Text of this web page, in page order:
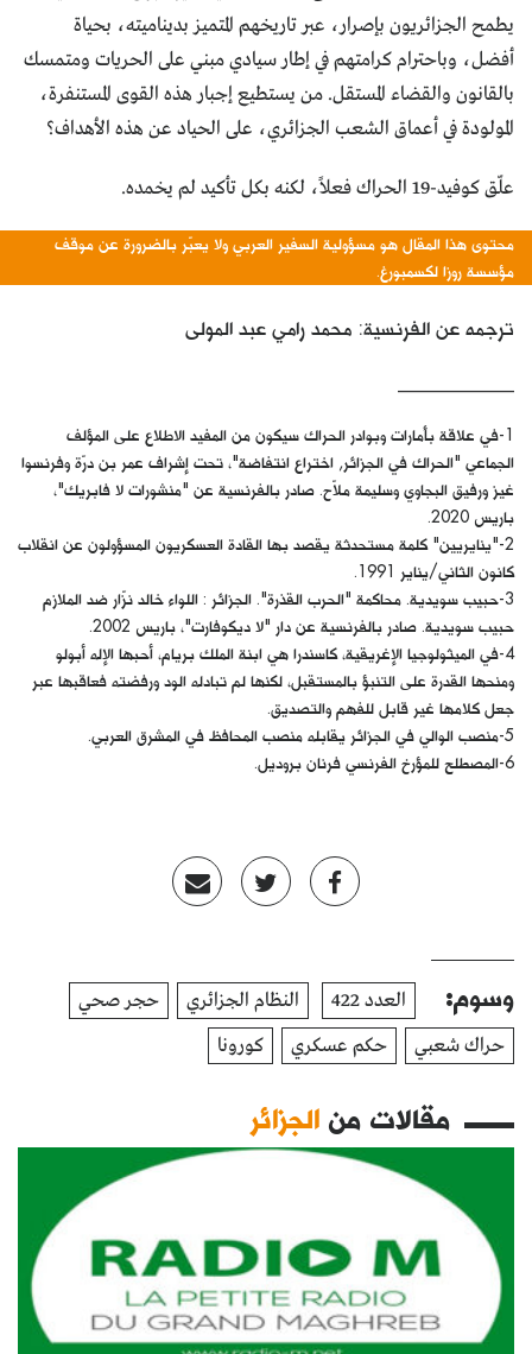
يطمح الجزائريون بإصرار، عبر تاريخهم المتميز بديناميته، بحياة
أفضل، وباحترام كرامتهم في إطار سيادي مبني على الحريات ومتمسك
بالقانون والقضاء المستقل. من يستطيع إجبار هذه القوى المستنفرة،
المولودة في أعماق الشعب الجزائري، على الحياد عن هذه الأهداف؟
علّق كوفيد-19 الحراك فعلاً، لكنه بكل تأكيد لم يخمده.
محتوى هذا المقال هو مسؤولية السفير العربي ولا يعبّر بالضرورة عن موقف
مؤسسة روزا لكسمبورغ.
ترجمه عن الفرنسية: محمد رامي عبد المولى
1-في علاقة بأمارات وبوادر الحراك سيكون من المفيد الاطلاع على المؤلف
الجماعي "الحراك في الجزائر, اختراع انتفاضة"، تحت إشراف عمر بن درّة وفرنسوا
غيز ورفيق البجاوي وسليمة ملاّح. صادر بالفرنسية عن "منشورات لا فابريك"،
باريس 2020.
2-"ينايريين" كلمة مستحدثة يقصد بها القادة العسكريون المسؤولون عن انقلاب
كانون الثاني/يناير 1991.
3-حبيب سويدية. محاكمة "الحرب القذرة". الجزائر : اللواء خالد نزّار ضد الملازم
حبيب سويدية. صادر بالفرنسية عن دار "لا ديكوفارت"، باريس 2002.
4-في الميثولوجيا الإغريقية، كاسندرا هي ابنة الملك بريام، أحبها الإله أبولو
ومنحها القدرة على التنبؤ بالمستقبل، لكنها لم تبادله الود ورفضته فعاقبها عبر
جعل كلامها غير قابل للفهم والتصديق.
5-منصب الوالي في الجزائر يقابله منصب المحافظ في المشرق العربي.
6-المصطلح للمؤرخ الفرنسي فرنان بروديل.
وسوم: العدد 422 النظام الجزائري
حجر صحي
حراك شعبي
حكم عسكري كورونا
مقالات منالجزائر